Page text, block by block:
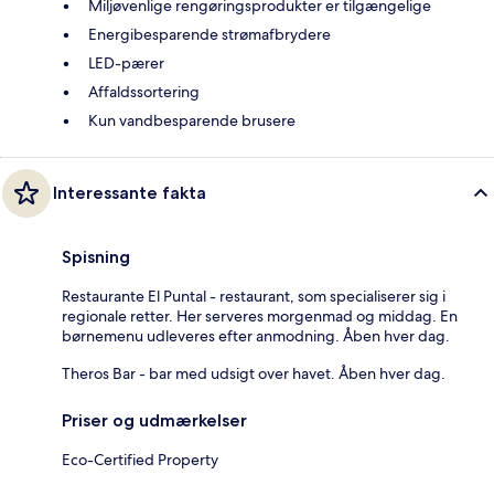
Miljøvenlige rengøringsprodukter er tilgængelige
Energibesparende strømafbrydere
LED-pærer
Affaldssortering
Kun vandbesparende brusere
Interessante fakta
Spisning
Restaurante El Puntal - restaurant, som specialiserer sig i
regionale retter. Her serveres morgenmad og middag. En
børnemenu udleveres efter anmodning. Åben hver dag.
Theros Bar - bar med udsigt over havet. Åben hver dag.
Priser og udmærkelser
Eco-Certified Property